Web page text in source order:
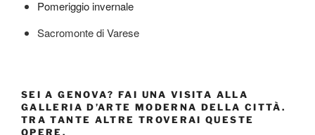
Pomeriggio invernale
Sacromonte di Varese
SEI A GENOVA? FAI UNA VISITA ALLA
GALLERIA D’ARTE MODERNA DELLA CITTÀ.
TRA TANTE ALTRE TROVERAI QUESTE
OPERE.